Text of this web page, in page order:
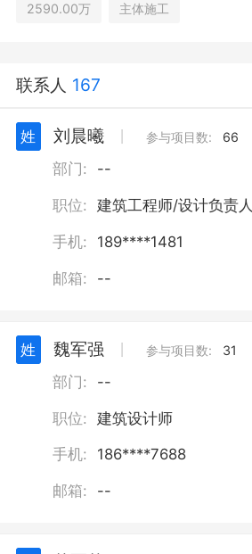
2590.00万 主体施工
联系人 167
姓 刘晨曦 参与项目数: 66
部门: --
职位: 建筑工程师/设计负责人
手机: 189****1481
邮箱: --
姓 魏军强 参与项目数: 31
部门: --
职位: 建筑设计师
手机: 186****7688
邮箱: --